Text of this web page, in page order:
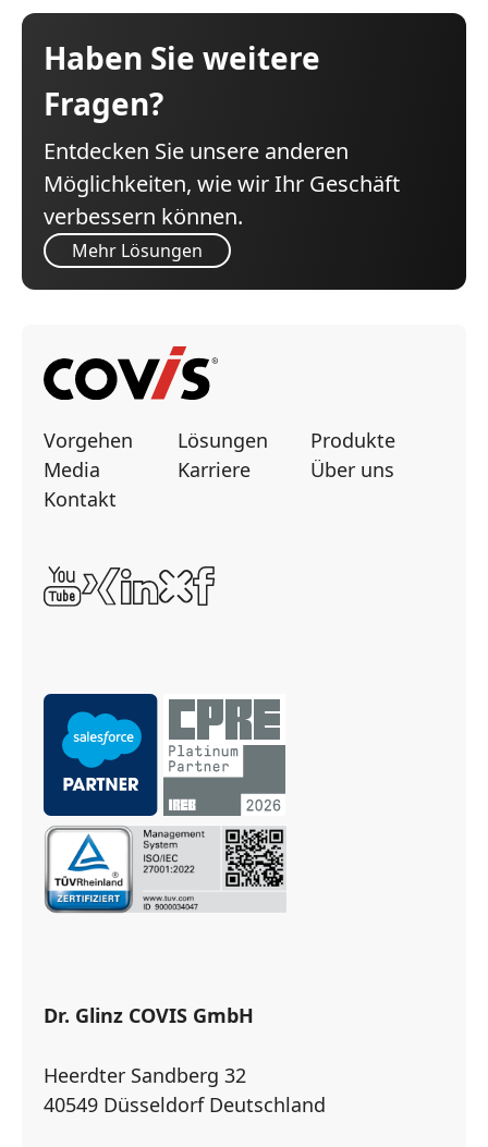
Haben Sie weitere
Fragen?
Entdecken Sie unsere anderen
Möglichkeiten, wie wir Ihr Geschäft
verbessern können.
Mehr Lösungen
Vorgehen Lösungen
Produkte
Media
Karriere
Über uns
Kontakt
Dr. Glinz COVIS GmbH
Heerdter Sandberg 32
40549 Düsseldorf Deutschland